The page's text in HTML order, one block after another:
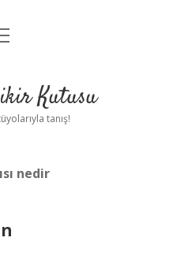
Kutusu
tanış!
nedir